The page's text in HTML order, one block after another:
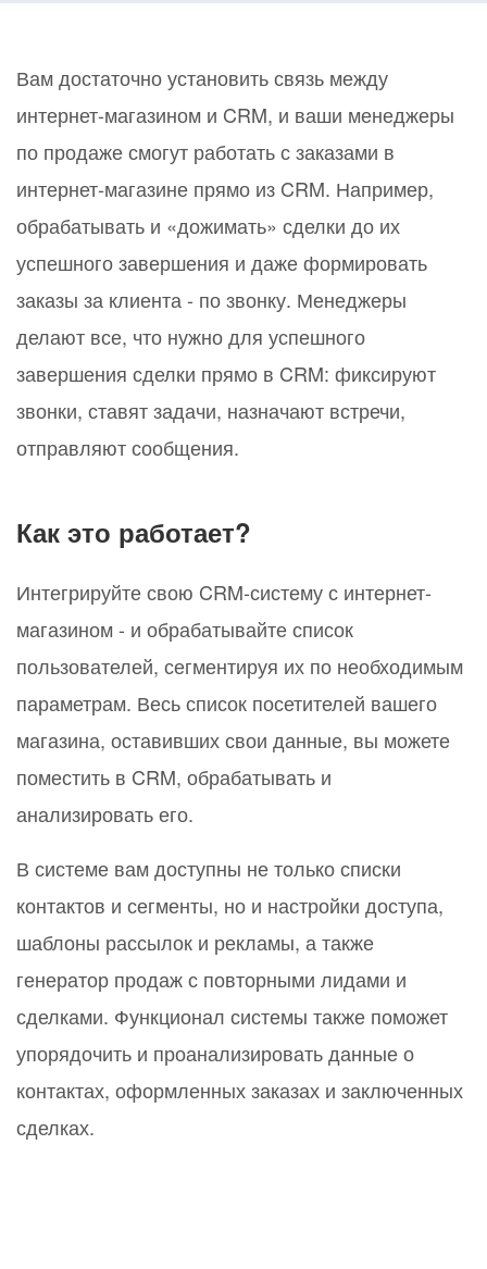
Вам достаточно установить связь между
интернет-магазином и CRM, и ваши менеджеры
по продаже смогут работать с заказами в
интернет-магазине прямо из CRM. Например,
обрабатывать и «дожимать» сделки до их
успешного завершения и даже формировать
заказы за клиента - по звонку. Менеджеры
делают все, что нужно для успешного
завершения сделки прямо в CRM: фиксируют
звонки, ставят задачи, назначают встречи,
отправляют сообщения.
Как это работает?
Интегрируйте свою CRM-систему с интернет-
магазином - и обрабатывайте список
пользователей, сегментируя их по необходимым
параметрам. Весь список посетителей вашего
магазина, оставивших свои данные, вы можете
поместить в CRM, обрабатывать и
анализировать его.
В системе вам доступны не только списки
контактов и сегменты, но и настройки доступа,
шаблоны рассылок и рекламы, а также
генератор продаж с повторными лидами и
сделками. Функционал системы также поможет
упорядочить и проанализировать данные о
контактах, оформленных заказах и заключенных
сделках.